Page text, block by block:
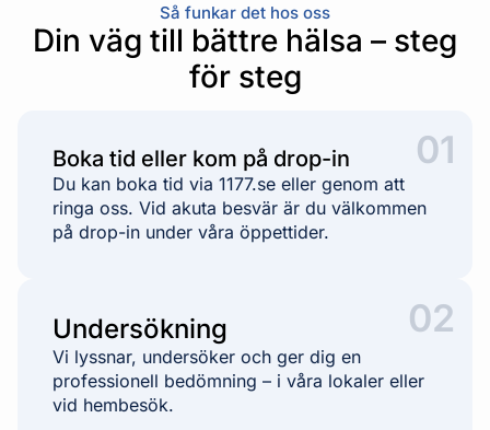
Så funkar det hos oss
Din väg till bättre hälsa – steg
för steg
01
Boka tid eller kom på drop-in
Du kan boka tid via 1177.se eller genom att
ringa oss. Vid akuta besvär är du välkommen
på drop-in under våra öppettider.
02
Undersökning
Vi lyssnar, undersöker och ger dig en
professionell bedömning – i våra lokaler eller
vid hembesök.